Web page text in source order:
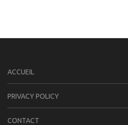
ACCUEIL
PRIVACY POLICY
CONTACT